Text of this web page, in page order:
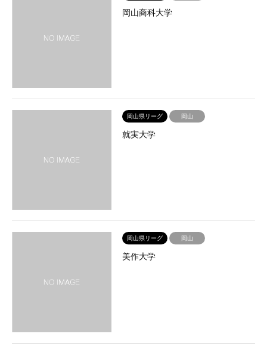
岡山商科大学
岡山県リーグ 岡山
就実大学
岡山県リーグ 岡山
美作大学